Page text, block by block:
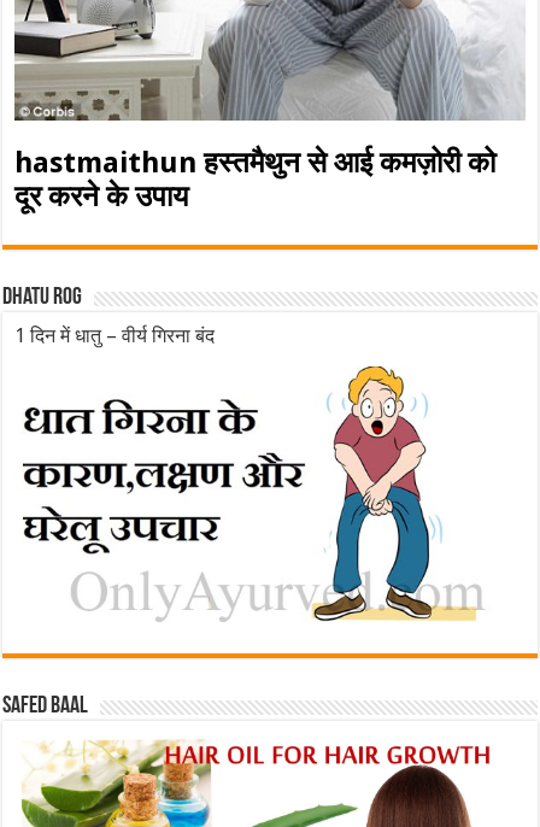
hastmaithun हस्तमैथुन से आई कमज़ोरी को
दूर करने के उपाय
Dhatu rog
1 दिन में धातु – वीर्य गिरना बंद
Safed baal